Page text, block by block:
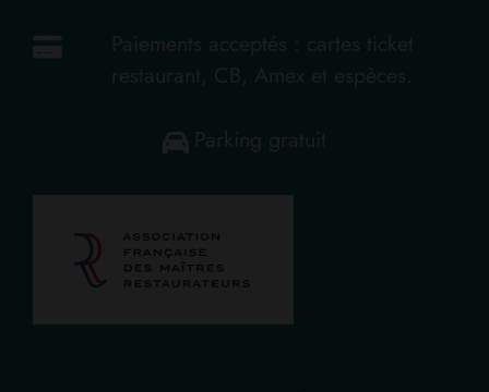
Paiements acceptés : cartes ticket
restaurant, CB, Amex et espèces.
Parking gratuit